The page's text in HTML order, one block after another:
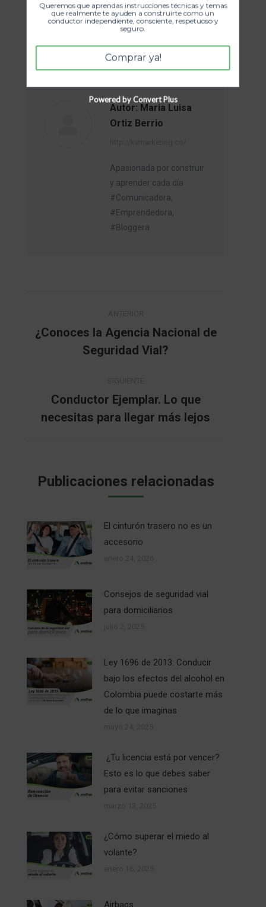
octubre 27, 2022
Deja un comentario
seguridad infantil silla de niños para el carro
Autor: Maria Luisa
Ortiz Berrio
Apasionada por construir
y aprender cada día
#Comunicadora,
#Emprendedora,
#Bloggera
entre
publicaciones
Publicación
anterior:
¿Conoces la Agencia Nacional de
Seguridad Vial?
Publicación
siguiente:
Conductor Ejemplar. Lo que
necesitas para llegar más lejos
Publicaciones relacionadas
El cinturón trasero no es un
accesorio
Consejos de seguridad vial
para domiciliarios
Ley 1696 de 2013: Conducir
bajo los efectos del alcohol en
Colombia puede costarte más
de lo que imaginas
¿Tu licencia está por vencer?
Esto es lo que debes saber
para evitar sanciones
¿Cómo superar el miedo al
volante?
Airbags
Queremos que aprendas instrucciones técnicas y temas
que realmente te ayuden a construirte como un
conductor independiente, consciente, respetuoso y
seguro.
Comprar ya!
Powered by Convert Plus